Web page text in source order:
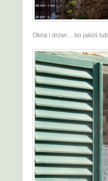
Okna i drzwi… bo jakoś